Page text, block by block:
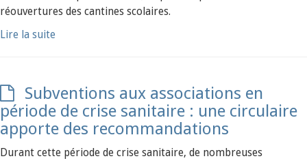
réouvertures des cantines scolaires.
Lire la suite
Subventions aux associations en
période de crise sanitaire : une circulaire
apporte des recommandations
Durant cette période de crise sanitaire, de nombreuses